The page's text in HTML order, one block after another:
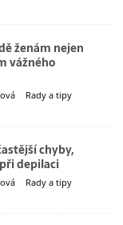
ženám nejen
vážného
Rady a tipy
chyby,
depilaci
Rady a tipy